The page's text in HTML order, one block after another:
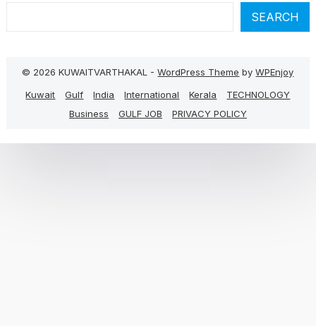
SEARCH
© 2026 KUWAITVARTHAKAL -WordPress Theme byWPEnjoy
Kuwait
Gulf India International Kerala
TECHNOLOGY
Business
GULF JOB PRIVACY POLICY